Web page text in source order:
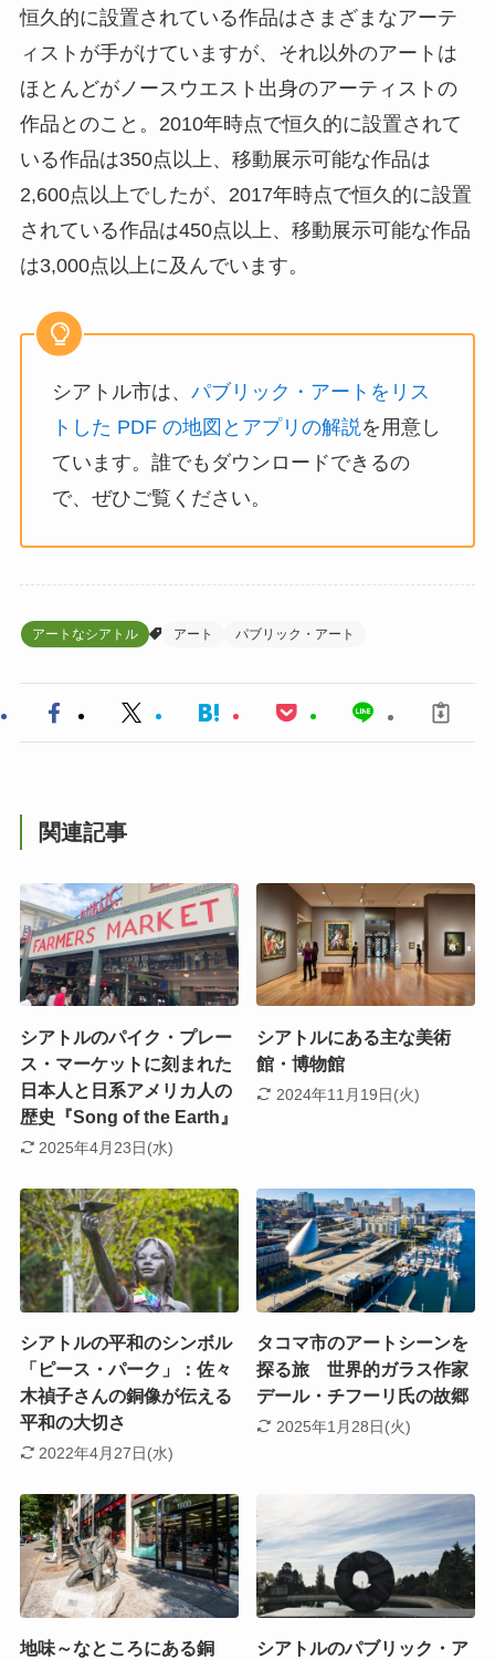
恒久的に設置されている作品はさまざまなアーテ
ィストが手がけていますが、それ以外のアートは
ほとんどがノースウエスト出身のアーティストの
作品とのこと。2010年時点で恒久的に設置されて
いる作品は350点以上、移動展示可能な作品は
2,600点以上でしたが、2017年時点で恒久的に設置
されている作品は450点以上、移動展示可能な作品
は3,000点以上に及んでいます。
シアトル市は、 パブリック・アートをリス
トした PDF の地図とアプリの解説を用意し
ています。誰でもダウンロードできるの
で、ぜひご覧ください。
アートなシアトル アート パブリック・アート
関連記事
シアトルのパイク・プレー
ス・マーケットに刻まれた
日本人と日系アメリカ人の
歴史『Song of the Earth』
2025年4月23日(水)
シアトルにある主な美術
館・博物館
2024年11月19日(火)
シアトルの平和のシンボル
「ピース・パーク」：佐々
木禎子さんの銅像が伝える
平和の大切さ
2022年4月27日(水)
タコマ市のアートシーンを
探る旅 世界的ガラス作家
デール・チフーリ氏の故郷
2025年1月28日(火)
地味～なところにある銅 シアトルのパブリック・ア